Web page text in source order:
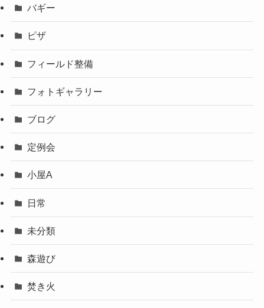
バギー
ピザ
フィールド整備
フォトギャラリー
ブログ
定例会
小屋A
日常
未分類
森遊び
焚き火